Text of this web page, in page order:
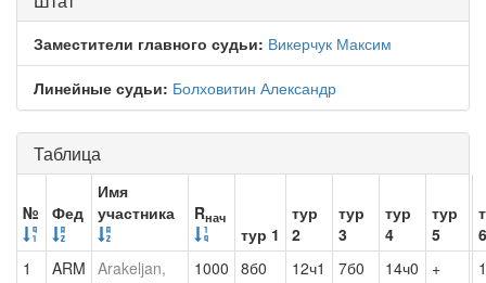
Заместители главного судьи: Викерчук Максим
Линейные судьи: Болховитин Александр
Таблица
№ Фед
Имя
участника
Rнач
тур 1
тур
2
тур
3
тур
4
тур
5
6
1
ARM Arakeljan,
1000 8б0 12ч1 7б0 14ч0 +